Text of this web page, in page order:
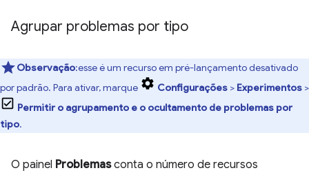
Agrupar problemas por tipo
Observação:esse é um recurso em pré-lançamento desativado
por padrão. Para ativar, marque
Configurações > Experimentos >
Permitir o agrupamento e o ocultamento de problemas por
tipo.
O painel Problemasconta o número de recursos